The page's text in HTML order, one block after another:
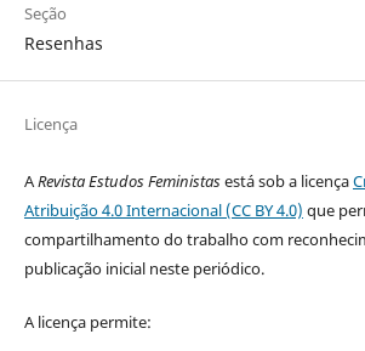
Seção
Resenhas
Licença
ARevista Estudos Feministasestá sob a licença
Atribuição 4.0 Internacional (CC BY 4.0) que
compartilhamento do trabalho com
publicação inicial neste periódico.
A licença permite: